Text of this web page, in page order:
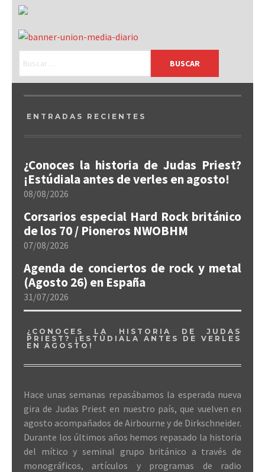
ENTRADAS RECIENTES
¿Conoces la historia de Judas Priest?
¡Estúdiala antes de verles en agosto!
08/08/2026
Corsarios especial Hard Rock británico
de los 70 / Pioneros NWOBHM
07/08/2026
Agenda de conciertos de rock y metal
(Agosto 26) en España
31/07/2026
¿CONOCES LA HISTORIA DE JUDAS
PRIEST? ¡ESTÚDIALA ANTES DE VERLES
EN AGOSTO!
Hace unas semanas repasábamos la esperada nueva
gira de Judas Priest en nuestro país, que vuelven en
agosto acompañados de Airbourne y de Dirkschneider.
Durante los últimos años hemos repasado la historia
del mítico y seminal grupo británico a través de
monográficos, artículos y programas de radio